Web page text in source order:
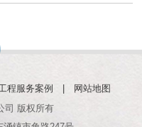
程服务案例 |
网站地图
司 版权所有